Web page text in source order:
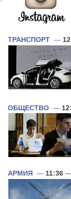
ТРАНСПОРТ —
ОБЩЕСТВО —
АРМИЯ — 11:36 —